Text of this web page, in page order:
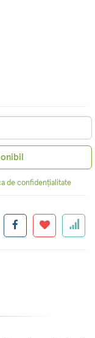
de confidențialitate